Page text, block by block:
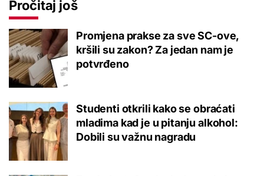
Pročitaj još
Promjena prakse za sve SC-ove,
kršili su zakon? Za jedan nam je
potvrđeno
Studenti otkrili kako se obraćati
mladima kad je u pitanju alkohol:
Dobili su važnu nagradu